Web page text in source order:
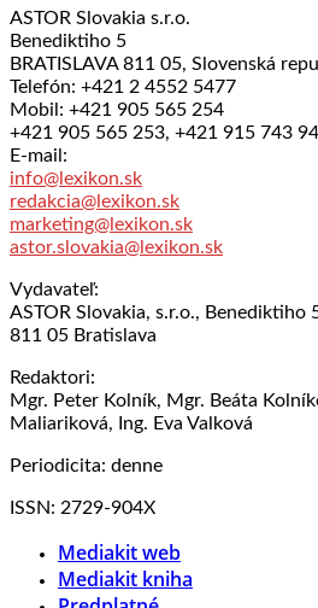
ASTOR Slovakia s.r.o.
Benediktiho 5
BRATISLAVA 811 05, Slovenská
Telefón: +421 2 4552 5477
Mobil: +421 905 565 254
+421 905 565 253, +421 915 743
E-mail:
info@lexikon.sk
redakcia@lexikon.sk
marketing@lexikon.sk
astor.slovakia@lexikon.sk
Vydavateľ:
ASTOR Slovakia, s.r.o., Benediktiho
811 05 Bratislava
Redaktori:
Mgr. Peter Kolník, Mgr. Beáta
Maliariková, Ing. Eva Valková
Periodicita: denne
ISSN: 2729-904X
Mediakit web
Mediakit kniha